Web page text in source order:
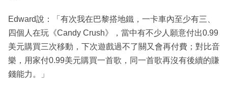
Edward說：「有次我在巴黎搭地鐵，一卡車內至少有三、
四個人在玩《Candy Crush》，當中有不少人願意付出0.99
美元購買三次移動，下次遊戲過不了關又會再付費；對比音
樂，用家付0.99美元購買一首歌，同一首歌再沒有後續的賺
錢能力。」